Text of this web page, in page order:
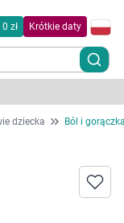
zł Krótkie daty
dziecka Ból i